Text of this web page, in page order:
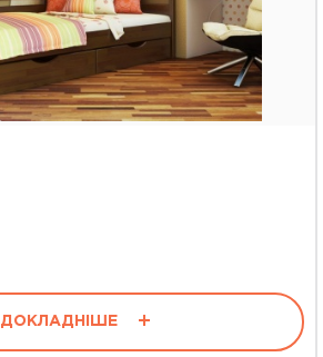
ДОКЛАДНІШЕ